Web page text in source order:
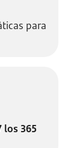
para
los 365